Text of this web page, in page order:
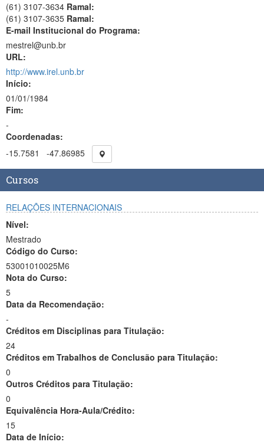
(61) 3107-3634 Ramal:
(61) 3107-3635 Ramal:
E-mail Institucional do Programa:
mestrel@unb.br
URL:
http://www.irel.unb.br
Início:
01/01/1984
Fim:
-
Coordenadas:
-15.7581
-47.86985
Cursos
RELAÇÕES INTERNACIONAIS
Nível:
Mestrado
Código do Curso:
53001010025M6
Nota do Curso:
5
Data da Recomendação:
-
Créditos em Disciplinas para Titulação:
24
Créditos em Trabalhos de Conclusão para Titulação:
0
Outros Créditos para Titulação:
0
Equivalência Hora-Aula/Crédito:
15
Data de Início: